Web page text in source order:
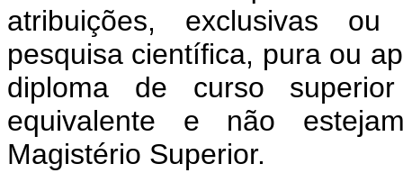
atribuições, exclusivas ou
pesquisa científica, pura ou
diploma de curso
equivalente e não
Magistério Superior.